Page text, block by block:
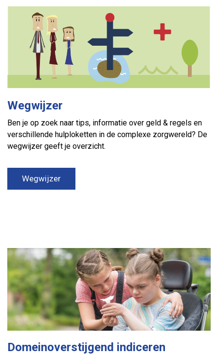
Wegwijzer
Ben je op zoek naar tips, informatie over geld & regels en
verschillende hulploketten in de complexe zorgwereld? De
wegwijzer geeft je overzicht.
Wegwijzer
Domeinoverstijgend indiceren